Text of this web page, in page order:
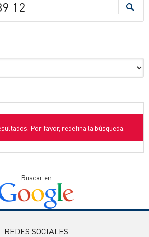
Por favor, redefina la búsqueda.
Buscar en
REDES SOCIALES